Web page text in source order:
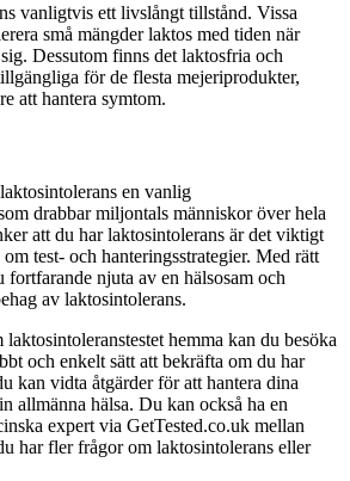
vanligtvis ett livslångt tillstånd. Vissa
små mängder laktos med tiden när
Dessutom finns det laktosfria och
för de flesta mejeriprodukter,
att hantera symtom.
en vanlig
drabbar miljontals människor över hela
att du har laktosintolerans är det viktigt
test- och hanteringsstrategier. Med rätt
fortfarande njuta av en hälsosam och
av laktosintolerans.
hemma kan du besöka
och enkelt sätt att bekräfta om du har
kan vidta åtgärder för att hantera dina
allmänna hälsa. Du kan också ha en
expert via GetTested.co.uk mellan
har fler frågor om laktosintolerans eller